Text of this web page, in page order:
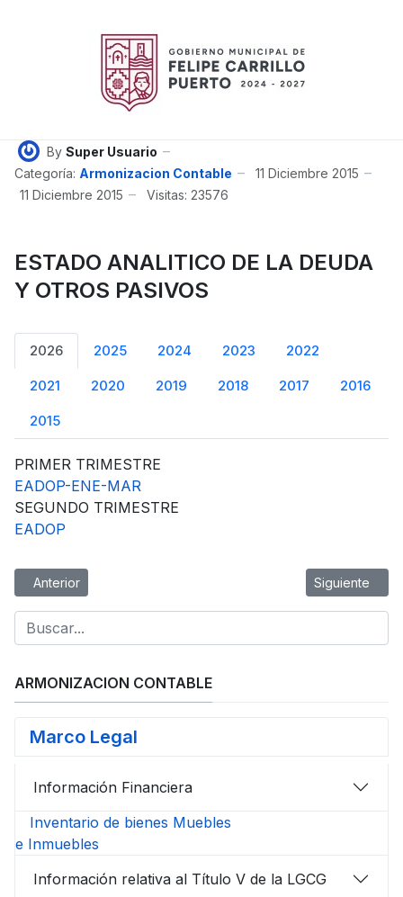
By Super Usuario
Categoría: Armonizacion Contable
11 Diciembre 2015
11 Diciembre 2015
Visitas: 23576
ESTADO ANALITICO DE LA DEUDA
Y OTROS PASIVOS
2026 2025 2024 2023 2022
2021 2020 2019 2018 2017 2016
2015
PRIMER TRIMESTRE
EADOP-ENE-MAR
SEGUNDO TRIMESTRE
EADOP
Artículo anterior: Notas a los Estados Financieros
Anterior Artículo
Siguiente
ARMONIZACION CONTABLE
Marco Legal
Información Financiera
Inventario de bienes Muebles
e Inmuebles
Información relativa al Título V de la LGCG